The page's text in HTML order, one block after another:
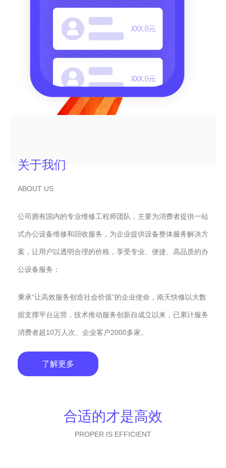
关于我们
ABOUT US
公司拥有国内的专业维修工程师团队，主要为消费者提供一站
式办公设备维修和回收服务，为企业提供设备整体服务解决方
案，让用户以透明合理的价格，享受专业、便捷、高品质的办
公设备服务；
秉承“让高效服务创造社会价值”的企业使命，南天快修以大数
据支撑平台运营，技术推动服务创新自成立以来，已累计服务
消费者超10万人次、企业客户2000多家。
了解更多
合适的才是高效
PROPER IS EFFICIENT